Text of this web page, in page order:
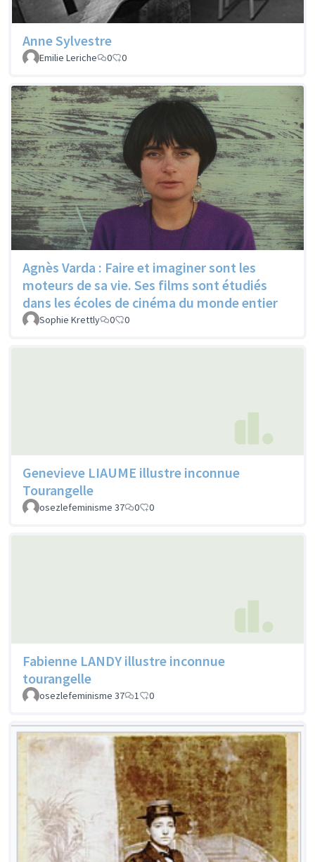
Anne Sylvestre
Emilie Leriche 0 0
Agnès Varda : Faire et imaginer sont les
moteurs de sa vie. Ses films sont étudiés
dans les écoles de cinéma du monde entier
Sophie Krettly 0 0
Genevieve LIAUME illustre inconnue
Tourangelle
osezlefeminisme 37 0 0
Fabienne LANDY illustre inconnue
tourangelle
osezlefeminisme 37 1 0